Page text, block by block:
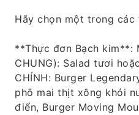
BBQ hun khói, Cá hồi
MIỆNG: Bánh
MÓN CHÍNH: Burger
Movi
Hãy chọn một trong các
**Thực đơn Bạch kim**:
CHUNG): Salad tươi
CHÍNH: Burger
phô mai thịt xông khói
điển, Burger Moving